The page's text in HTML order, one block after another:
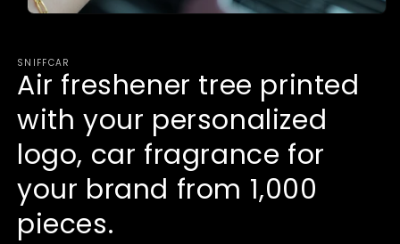
in
modal
SNIFFCAR
Air freshener tree printed
with your personalized
logo, car fragrance for
your brand from 1,000
pieces.